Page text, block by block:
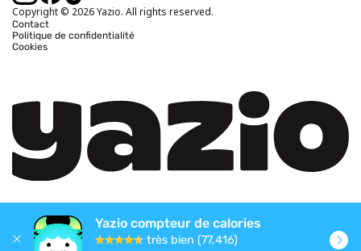
Copyright © 2026 Yazio. All rights reserved.
Contact
Politique de confidentialité
Cookies
Yazio compteur de calories
très bien (77,416)